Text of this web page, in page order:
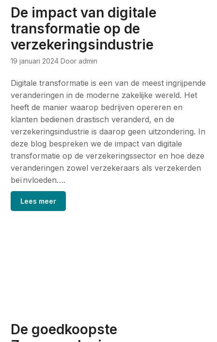
De impact van digitale
transformatie op de
verzekeringsindustrie
19 januari 2024 Door admin
Digitale transformatie is een van de meest ingrijpende
veranderingen in de moderne zakelijke wereld. Het
heeft de manier waarop bedrijven opereren en
klanten bedienen drastisch veranderd, en de
verzekeringsindustrie is daarop geen uitzondering. In
deze blog bespreken we de impact van digitale
transformatie op de verzekeringssector en hoe deze
veranderingen zowel verzekeraars als verzekerden
beïnvloeden….
Lees meer
De goedkoopste